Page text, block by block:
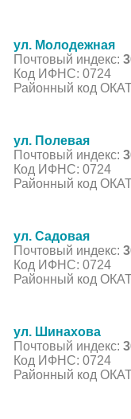
ул. Молодежная
Почтовый индекс:
Код ИФНС: 0724
Районный код
ул. Полевая
Почтовый индекс:
Код ИФНС: 0724
Районный код
ул. Садовая
Почтовый индекс:
Код ИФНС: 0724
Районный код
ул. Шинахова
Почтовый индекс:
Код ИФНС: 0724
Районный код